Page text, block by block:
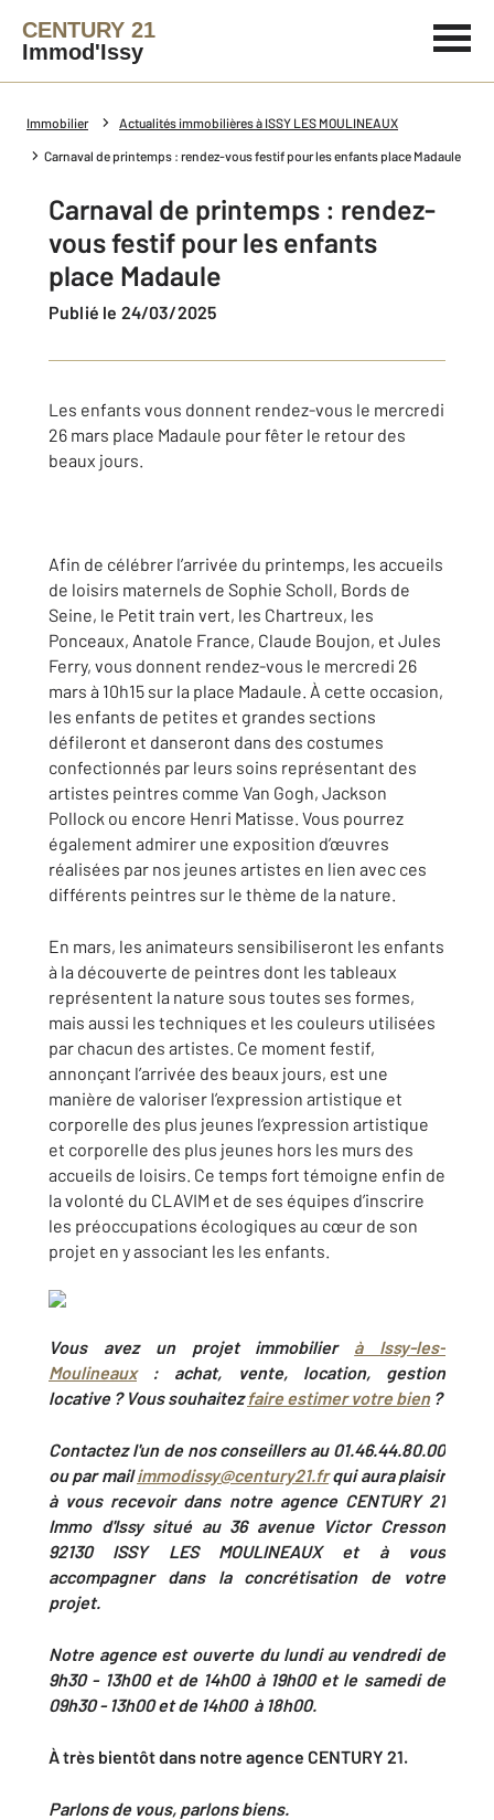
CENTURY 21
Immod'Issy
Immobilier Actualités immobilières à ISSY LES MOULINEAUX
Carnaval de printemps : rendez-vous festif pour les enfants place Madaule
Carnaval de printemps : rendez-
vous festif pour les enfants
place Madaule
Publié le 24/03/2025
Les enfants vous donnent rendez-vous le mercredi
26 mars place Madaule pour fêter le retour des
beaux jours.
Afin de célébrer l’arrivée du printemps, les accueils
de loisirs maternels de Sophie Scholl, Bords de
Seine, le Petit train vert, les Chartreux, les
Ponceaux, Anatole France, Claude Boujon, et Jules
Ferry, vous donnent rendez-vous le mercredi 26
mars à 10h15 sur la place Madaule. À cette occasion,
les enfants de petites et grandes sections
défileront et danseront dans des costumes
confectionnés par leurs soins représentant des
artistes peintres comme Van Gogh, Jackson
Pollock ou encore Henri Matisse. Vous pourrez
également admirer une exposition d’œuvres
réalisées par nos jeunes artistes en lien avec ces
différents peintres sur le thème de la nature.
En mars, les animateurs sensibiliseront les enfants
à la découverte de peintres dont les tableaux
représentent la nature sous toutes ses formes,
mais aussi les techniques et les couleurs utilisées
par chacun des artistes. Ce moment festif,
annonçant l’arrivée des beaux jours, est une
manière de valoriser l’expression artistique et
corporelle des plus jeunes l’expression artistique
et corporelle des plus jeunes hors les murs des
accueils de loisirs. Ce temps fort témoigne enfin de
la volonté du CLAVIM et de ses équipes d’inscrire
les préoccupations écologiques au cœur de son
projet en y associant les les enfants.
Vous avez un projet immobilier à Issy-les-
Moulineaux
: achat, vente, location, gestion
locative ? Vous souhaitezfaire estimer votre bien?
Contactez l'un de nos conseillers au 01.46.44.80.00
ou par mailimmodissy@century21.frqui aura plaisir
à vous recevoir dans notre agence CENTURY 21
Immo d'Issy situé au 36 avenue Victor Cresson
92130 ISSY LES MOULINEAUX et à vous
accompagner dans la concrétisation de votre
projet.
Notre agence est ouverte du lundi au vendredi de
9h30 - 13h00 et de 14h00 à 19h00 et le samedi de
09h30 - 13h00 et de 14h00 à 18h00.
À très bientôt dans notre agence CENTURY 21.
Parlons de vous, parlons biens.